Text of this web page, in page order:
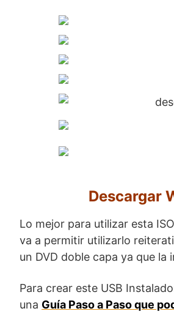
Descargar
Lo mejor para utilizar esta
va a permitir utilizarlo
un DVD doble capa ya que la
Para crear este USB
una Guía Paso a Paso que